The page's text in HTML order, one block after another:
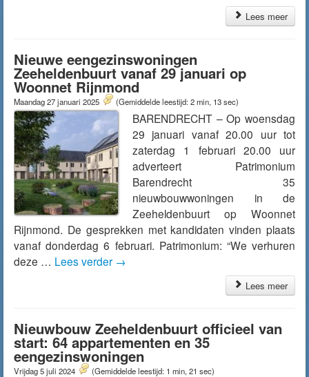
Lees meer
Nieuwe eengezinswoningen
Zeeheldenbuurt vanaf 29 januari op
Woonnet Rijnmond
Maandag 27 januari 2025 (Gemiddelde leestijd: 2 min, 13 sec)
BARENDRECHT – Op woensdag
29 januari vanaf 20.00 uur tot
zaterdag 1 februari 20.00 uur
adverteert Patrimonium
Barendrecht 35
nieuwbouwwoningen in de
Zeeheldenbuurt op Woonnet
Rijnmond. De gesprekken met kandidaten vinden plaats
vanaf donderdag 6 februari. Patrimonium: “We verhuren
deze … Lees verder →
Lees meer
Nieuwbouw Zeeheldenbuurt officieel van
start: 64 appartementen en 35
eengezinswoningen
Vrijdag 5 juli 2024 (Gemiddelde leestijd: 1 min, 21 sec)